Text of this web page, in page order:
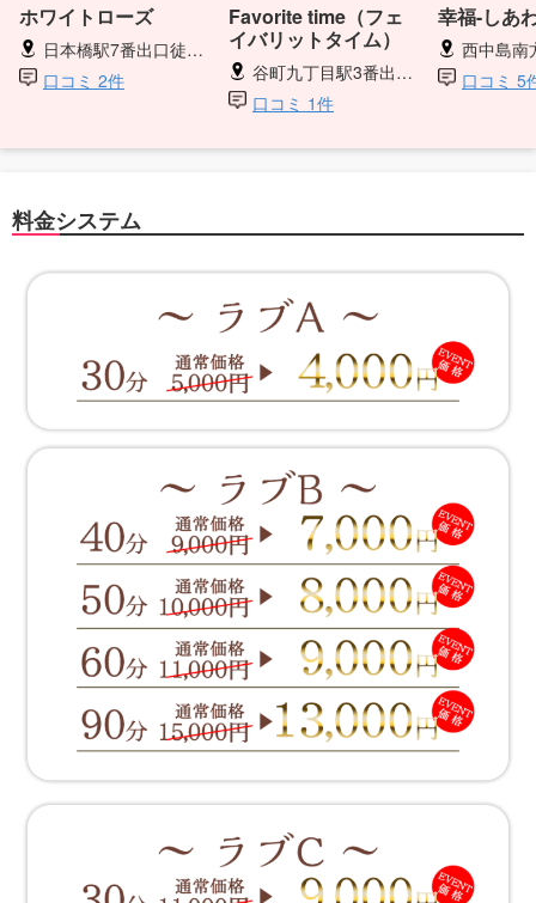
ホワイトローズ
日本橋駅7番出口徒歩2分
口コミ 2件
Favorite time（フェ
イバリットタイム）
谷町九丁目駅3番出口徒歩1分
口コミ 1件
幸福-しあ
西中島南
口コミ 5
料金システム